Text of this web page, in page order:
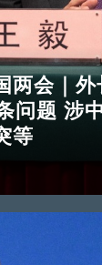
两会｜
问题 涉
等